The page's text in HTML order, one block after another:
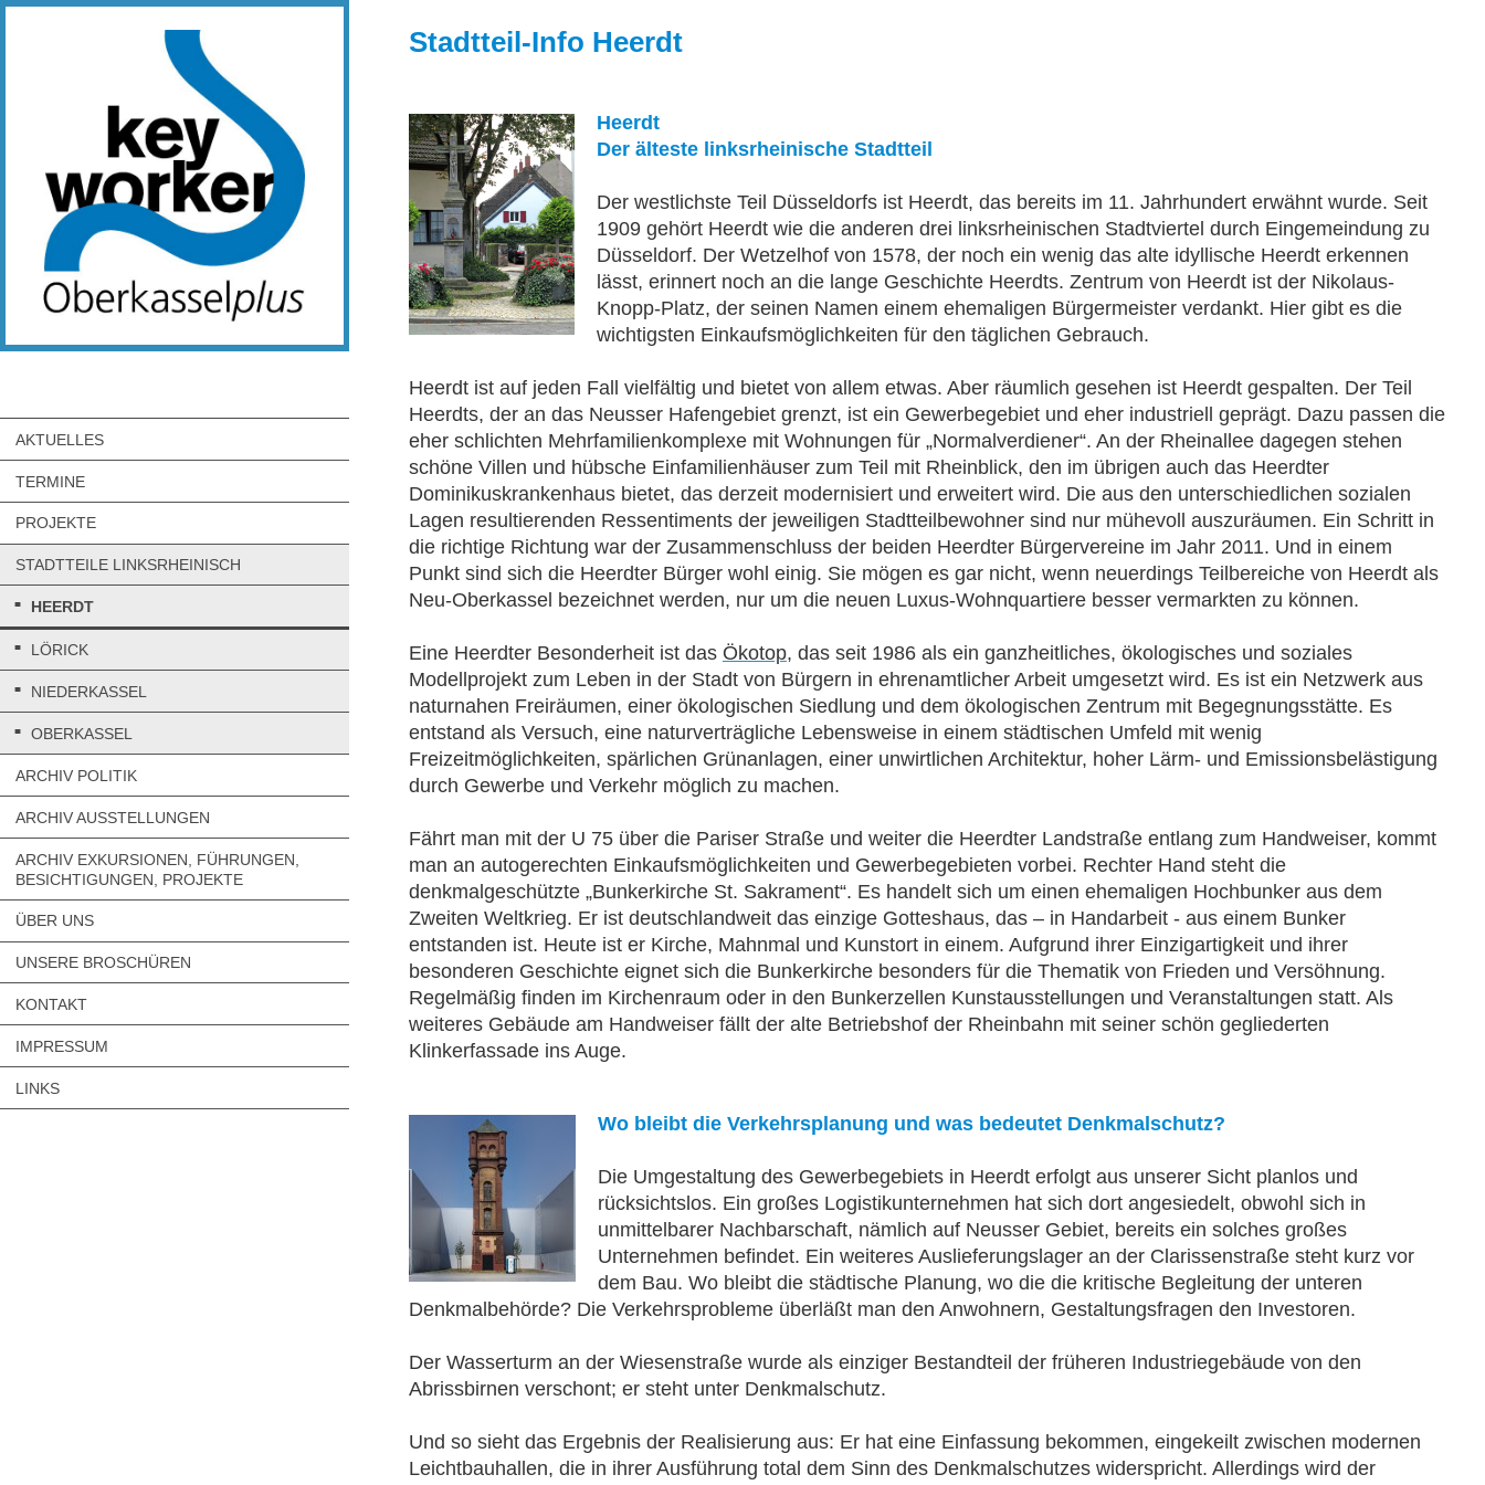
AKTUELLES
TERMINE
PROJEKTE
STADTTEILE LINKSRHEINISCH
HEERDT
LÖRICK
NIEDERKASSEL
OBERKASSEL
ARCHIV POLITIK
ARCHIV AUSSTELLUNGEN
ARCHIV EXKURSIONEN, FÜHRUNGEN,
BESICHTIGUNGEN, PROJEKTE
ÜBER UNS
UNSERE BROSCHÜREN
KONTAKT
IMPRESSUM
LINKS
Stadtteil-Info Heerdt
Heerdt
Der älteste linksrheinische Stadtteil
Der westlichste Teil Düsseldorfs ist Heerdt, das bereits im 11. Jahrhundert erwähnt wurde. Seit
1909 gehört Heerdt wie die anderen drei linksrheinischen Stadtviertel durch Eingemeindung zu
Düsseldorf. Der Wetzelhof von 1578, der noch ein wenig das alte idyllische Heerdt erkennen
lässt, erinnert noch an die lange Geschichte Heerdts. Zentrum von Heerdt ist der Nikolaus-
Knopp-Platz, der seinen Namen einem ehemaligen Bürgermeister verdankt. Hier gibt es die
wichtigsten Einkaufsmöglichkeiten für den täglichen Gebrauch.
Heerdt ist auf jeden Fall vielfältig und bietet von allem etwas. Aber räumlich gesehen ist Heerdt gespalten. Der Teil
Heerdts, der an das Neusser Hafengebiet grenzt, ist ein Gewerbegebiet und eher industriell geprägt. Dazu passen die
eher schlichten Mehrfamilienkomplexe mit Wohnungen für „Normalverdiener“. An der Rheinallee dagegen stehen
schöne Villen und hübsche Einfamilienhäuser zum Teil mit Rheinblick, den im übrigen auch das Heerdter
Dominikuskrankenhaus bietet, das derzeit modernisiert und erweitert wird. Die aus den unterschiedlichen sozialen
Lagen resultierenden Ressentiments der jeweiligen Stadtteilbewohner sind nur mühevoll auszuräumen. Ein Schritt in
die richtige Richtung war der Zusammenschluss der beiden Heerdter Bürgervereine im Jahr 2011. Und in einem
Punkt sind sich die Heerdter Bürger wohl einig. Sie mögen es gar nicht, wenn neuerdings Teilbereiche von Heerdt als
Neu-Oberkassel bezeichnet werden, nur um die neuen Luxus-Wohnquartiere besser vermarkten zu können.
Eine Heerdter Besonderheit ist das Ökotop, das seit 1986 als ein ganzheitliches, ökologisches und soziales
Modellprojekt zum Leben in der Stadt von Bürgern in ehrenamtlicher Arbeit umgesetzt wird. Es ist ein Netzwerk aus
naturnahen Freiräumen, einer ökologischen Siedlung und dem ökologischen Zentrum mit Begegnungsstätte. Es
entstand als Versuch, eine naturverträgliche Lebensweise in einem städtischen Umfeld mit wenig
Freizeitmöglichkeiten, spärlichen Grünanlagen, einer unwirtlichen Architektur, hoher Lärm- und Emissionsbelästigung
durch Gewerbe und Verkehr möglich zu machen.
Fährt man mit der U 75 über die Pariser Straße und weiter die Heerdter Landstraße entlang zum Handweiser, kommt
man an autogerechten Einkaufsmöglichkeiten und Gewerbegebieten vorbei. Rechter Hand steht die
denkmalgeschützte „Bunkerkirche St. Sakrament“. Es handelt sich um einen ehemaligen Hochbunker aus dem
Zweiten Weltkrieg. Er ist deutschlandweit das einzige Gotteshaus, das – in Handarbeit - aus einem Bunker
entstanden ist. Heute ist er Kirche, Mahnmal und Kunstort in einem. Aufgrund ihrer Einzigartigkeit und ihrer
besonderen Geschichte eignet sich die Bunkerkirche besonders für die Thematik von Frieden und Versöhnung.
Regelmäßig finden im Kirchenraum oder in den Bunkerzellen Kunstausstellungen und Veranstaltungen statt. Als
weiteres Gebäude am Handweiser fällt der alte Betriebshof der Rheinbahn mit seiner schön gegliederten
Klinkerfassade ins Auge.
Wo bleibt die Verkehrsplanung und was bedeutet Denkmalschutz?
Die Umgestaltung des Gewerbegebiets in Heerdt erfolgt aus unserer Sicht planlos und
rücksichtslos. Ein großes Logistikunternehmen hat sich dort angesiedelt, obwohl sich in
unmittelbarer Nachbarschaft, nämlich auf Neusser Gebiet, bereits ein solches großes
Unternehmen befindet. Ein weiteres Auslieferungslager an der Clarissenstraße steht kurz vor
dem Bau. Wo bleibt die städtische Planung, wo die die kritische Begleitung der unteren
Denkmalbehörde? Die Verkehrsprobleme überläßt man den Anwohnern, Gestaltungsfragen den Investoren.
Der Wasserturm an der Wiesenstraße wurde als einziger Bestandteil der früheren Industriegebäude von den
Abrissbirnen verschont; er steht unter Denkmalschutz.
Und so sieht das Ergebnis der Realisierung aus: Er hat eine Einfassung bekommen, eingekeilt zwischen modernen
Leichtbauhallen, die in ihrer Ausführung total dem Sinn des Denkmalschutzes widerspricht. Allerdings wird der